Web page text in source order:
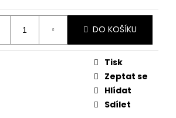
DO KOŠÍKU
Tisk
Zeptat se
Hlídat
Sdílet